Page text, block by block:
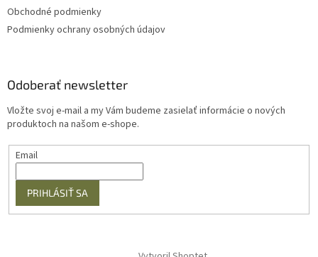
Obchodné podmienky
Podmienky ochrany osobných údajov
Odoberať newsletter
Vložte svoj e-mail a my Vám budeme zasielať informácie o nových
produktoch na našom e-shope.
Email
PRIHLÁSIŤ SA